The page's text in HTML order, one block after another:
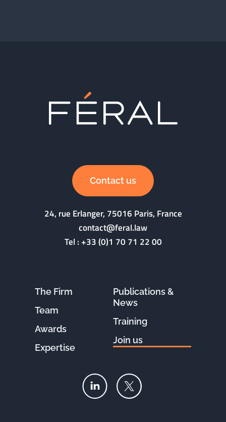
Contact us
24, rue Erlanger, 75016 Paris, France
contact@feral.law
Tel :+33 (0)1 70 71 22 00
The Firm
Team
Awards
Expertise
Publications &
News
Training
Join us